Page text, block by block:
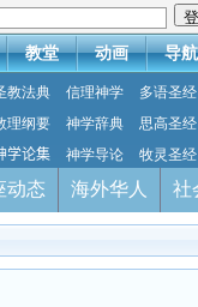
教堂 动画 导航
教法典 信理神学
多语圣经
理纲要 神学辞典
思高圣经
学论集 神学导论 牧灵圣经
动态 海外华人 社